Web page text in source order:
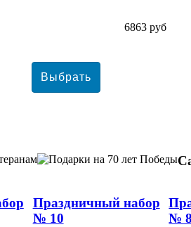
6863 руб
Праздничный набор
№ 10
№ 8